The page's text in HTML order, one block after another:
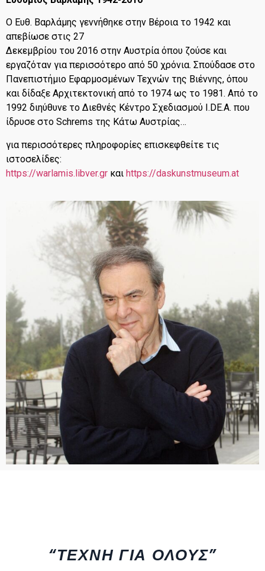
Ο Ευθ. Βαρλάμης γεννήθηκε στην Βέροια το 1942 και
απεβίωσε στις 27
Δεκεμβρίου του 2016 στην Αυστρία όπου ζούσε και
εργαζόταν για περισσότερο από 50 χρόνια. Σπούδασε στο
Πανεπιστήμιο Εφαρμοσμένων Τεχνών της Βιέννης, όπου
και δίδαξε Αρχιτεκτονική από το 1974 ως το 1981. Από το
1992 διηύθυνε το Διεθνές Κέντρο Σχεδιασμού I.DE.A. που
ίδρυσε στο Schrems της Κάτω Αυστρίας…
για περισσότερες πληροφορίες επισκεφθείτε τις
ιστοσελίδες:
https://warlamis.libver.gr και https://daskunstmuseum.at
“ΤΕΧΝΗ ΓΙΑ ΟΛΟΥΣ”